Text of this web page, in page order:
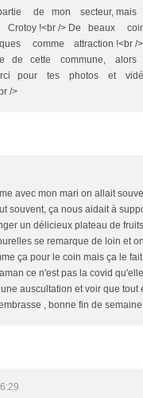
de mon secteur,
!<br /> De beaux
comme attraction
de cette commune,
pour tes photos et
/>
avec mon mari on allait
souvent, ça nous aidait à
un délicieux plateau de
se remarque de loin et
ça pour le coin mais ça le
ce n'est pas la covid
auscultation et voir que tout
, bonne fin de